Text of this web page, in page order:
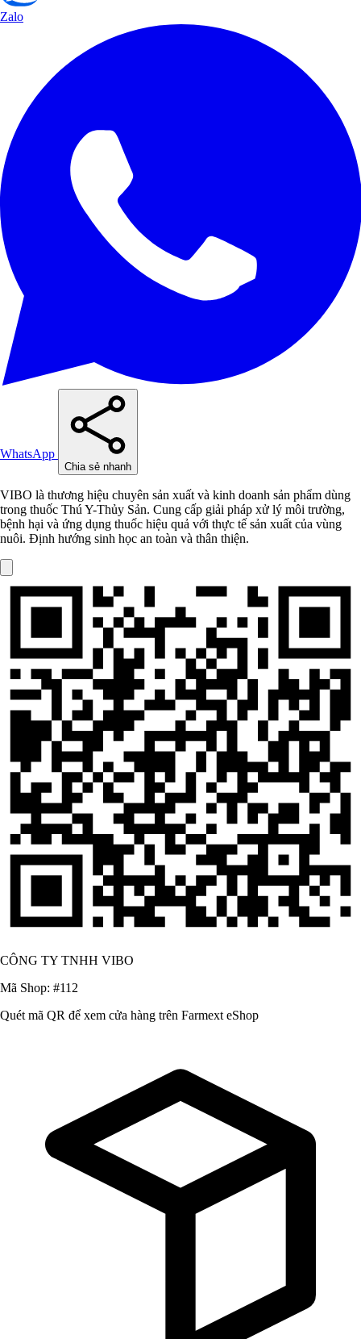
Zalo
WhatsApp
Chia sẻ nhanh
VIBO là thương hiệu chuyên sản xuất và kinh doanh sản phẩm dùng
trong thuốc Thú Y-Thủy Sản. Cung cấp giải pháp xử lý môi trường,
bệnh hại và ứng dụng thuốc hiệu quả với thực tế sản xuất của vùng
nuôi. Định hướng sinh học an toàn và thân thiện.
CÔNG TY TNHH VIBO
Mã Shop: #112
Quét mã QR để xem cửa hàng trên Farmext eShop